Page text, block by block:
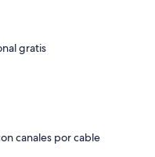
gratis
canales por cable